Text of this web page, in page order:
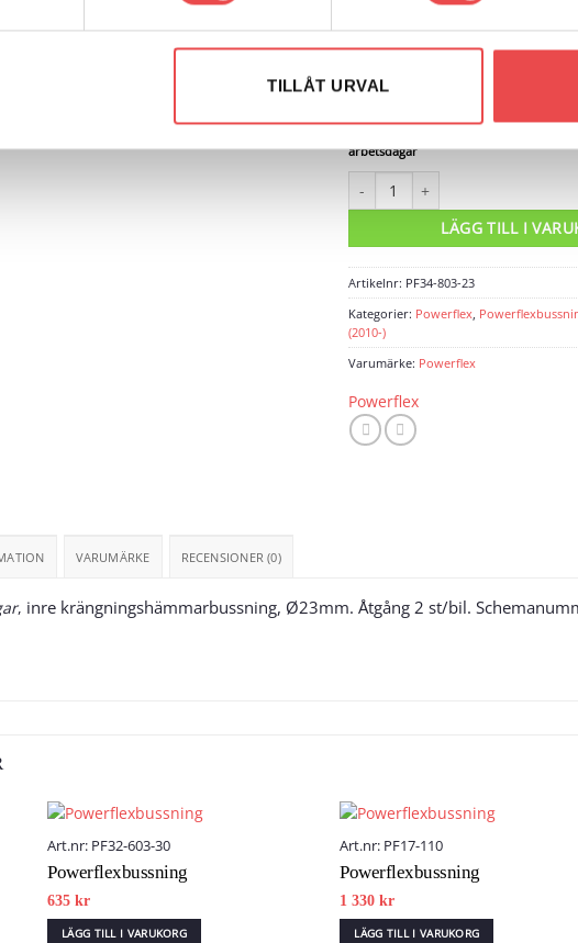
TILLÅT URVAL
Powerflex
2 st/bil. Schemanummer 3.
arbetsdagar
LÄGG TILL I
Artikelnr: PF34-803-23
Kategorier: Powerflex,
(2010-)
Varumärke: Powerflex
Powerflex
VARUMÄRKE RECENSIONER (0)
, inre krängningshämmarbussning, Ø23mm. Åtgång 2 st/bil.
Art.nr: PF32-603-30
Powerflexbussning
635kr
LÄGG TILL I VARUKORG
Art.nr: PF17-110
Powerflexbussning
1 330kr
LÄGG TILL I VARUKORG